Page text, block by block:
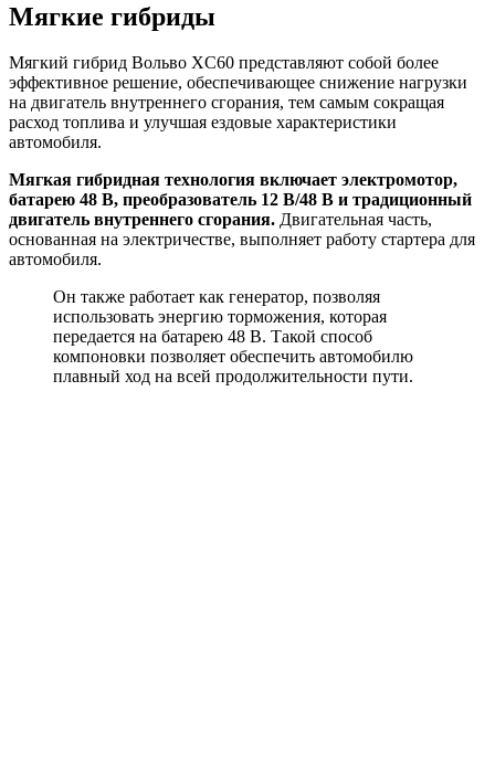
Мягкие гибриды
Мягкий гибрид Вольво XC60 представляют собой более
эффективное решение, обеспечивающее снижение нагрузки
на двигатель внутреннего сгорания, тем самым сокращая
расход топлива и улучшая ездовые характеристики
автомобиля.
Мягкая гибридная технология включает электромотор,
батарею 48 В, преобразователь 12 В/48 В и традиционный
двигатель внутреннего сгорания. Двигательная часть,
основанная на электричестве, выполняет работу стартера для
автомобиля.
Он также работает как генератор, позволяя
использовать энергию торможения, которая
передается на батарею 48 В. Такой способ
компоновки позволяет обеспечить автомобилю
плавный ход на всей продолжительности пути.